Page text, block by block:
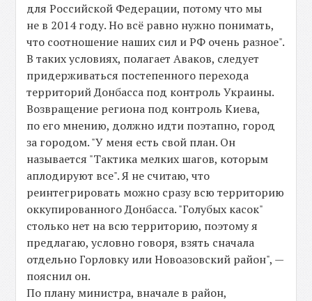
для Российской Федерации, потому что мы
не в 2014 году. Но всё равно нужно понимать,
что соотношение наших сил и РФ очень разное".
В таких условиях, полагает Аваков, следует
придерживаться постепенного перехода
территорий Донбасса под контроль Украины.
Возвращение региона под контроль Киева,
по его мнению, должно идти поэтапно, город
за городом. "У меня есть свой план. Он
называется "Тактика мелких шагов, которым
аплодируют все". Я не считаю, что
реинтегрировать можно сразу всю территорию
оккупированного Донбасса. "Голубых касок"
столько нет на всю территорию, поэтому я
предлагаю, условно говоря, взять сначала
отдельно Горловку или Новоазовский район", —
пояснил он.
По плану министра, вначале в район,